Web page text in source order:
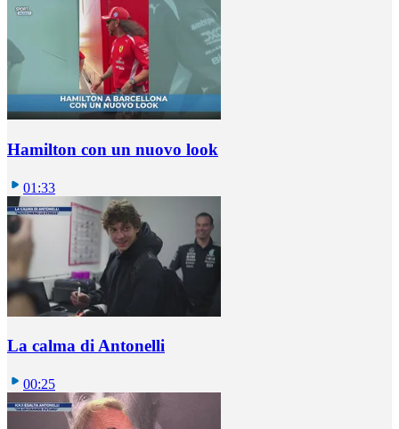
Hamilton con un nuovo look
01:33
La calma di Antonelli
00:25